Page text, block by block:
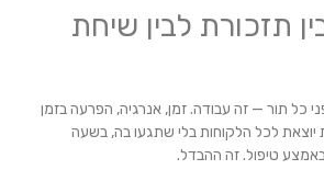
תזכורת לבין שיחת
כל תור — זה עבודה. זמן, אנרגיה, הפרעה בזמן
יוצאת לכל הלקוחות בלי שתגעו בה, בשעה
טיפול. זה ההבדל.